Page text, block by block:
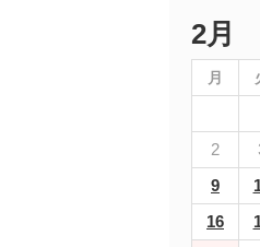
2月
月
2
9
16